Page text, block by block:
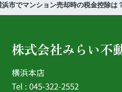
浜市でマンション売却時の税金控除は
株式会社みらい不
横浜本店
Tel : 045-322-2552